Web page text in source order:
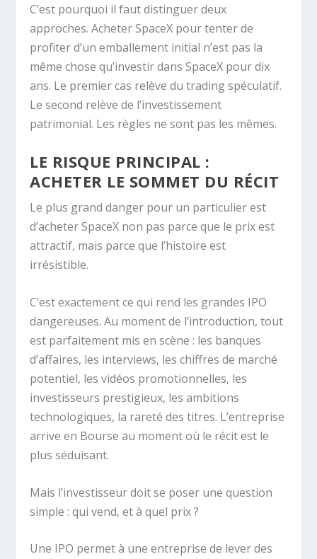
C’est pourquoi il faut distinguer deux
approches. Acheter SpaceX pour tenter de
profiter d’un emballement initial n’est pas la
même chose qu’investir dans SpaceX pour dix
ans. Le premier cas relève du trading spéculatif.
Le second relève de l’investissement
patrimonial. Les règles ne sont pas les mêmes.
LE RISQUE PRINCIPAL :
ACHETER LE SOMMET DU RÉCIT
Le plus grand danger pour un particulier est
d’acheter SpaceX non pas parce que le prix est
attractif, mais parce que l’histoire est
irrésistible.
C’est exactement ce qui rend les grandes IPO
dangereuses. Au moment de l’introduction, tout
est parfaitement mis en scène : les banques
d’affaires, les interviews, les chiffres de marché
potentiel, les vidéos promotionnelles, les
investisseurs prestigieux, les ambitions
technologiques, la rareté des titres. L’entreprise
arrive en Bourse au moment où le récit est le
plus séduisant.
Mais l’investisseur doit se poser une question
simple : qui vend, et à quel prix ?
Une IPO permet à une entreprise de lever des